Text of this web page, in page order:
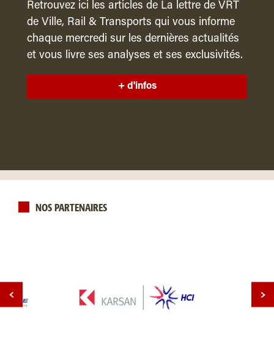
Retrouvez ici les articles de La lettre de VRT
de Ville, Rail & Transports qui vous informe
chaque mercredi sur les dernières actualités
et vous livre ses analyses et ses exclusivités.
+ d'infos
NOS PARTENAIRES